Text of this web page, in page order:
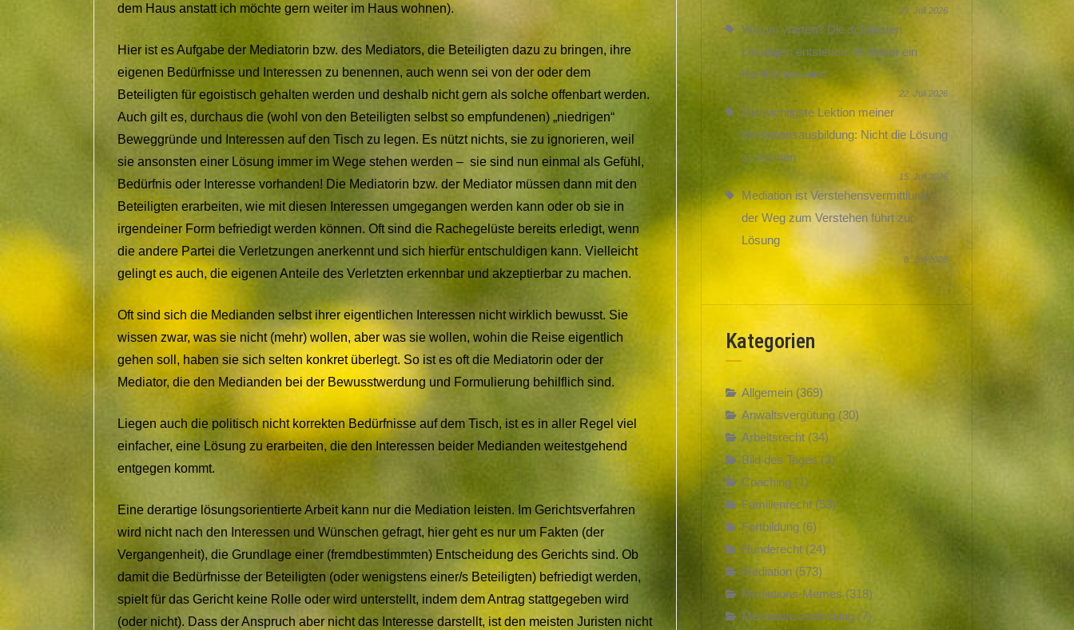
dem Haus anstatt ich möchte gern weiter im Haus wohnen).
Hier ist es Aufgabe der Mediatorin bzw. des Mediators, die Beteiligten dazu zu bringen, ihre
eigenen Bedürfnisse und Interessen zu benennen, auch wenn sei von der oder dem
Beteiligten für egoistisch gehalten werden und deshalb nicht gern als solche offenbart werden.
Auch gilt es, durchaus die (wohl von den Beteiligten selbst so empfundenen) „niedrigen“
Beweggründe und Interessen auf den Tisch zu legen. Es nützt nichts, sie zu ignorieren, weil
sie ansonsten einer Lösung immer im Wege stehen werden – sie sind nun einmal als Gefühl,
Bedürfnis oder Interesse vorhanden! Die Mediatorin bzw. der Mediator müssen dann mit den
Beteiligten erarbeiten, wie mit diesen Interessen umgegangen werden kann oder ob sie in
irgendeiner Form befriedigt werden können. Oft sind die Rachegelüste bereits erledigt, wenn
die andere Partei die Verletzungen anerkennt und sich hierfür entschuldigen kann. Vielleicht
gelingt es auch, die eigenen Anteile des Verletzten erkennbar und akzeptierbar zu machen.
Oft sind sich die Medianden selbst ihrer eigentlichen Interessen nicht wirklich bewusst. Sie
wissen zwar, was sie nicht (mehr) wollen, aber was sie wollen, wohin die Reise eigentlich
gehen soll, haben sie sich selten konkret überlegt. So ist es oft die Mediatorin oder der
Mediator, die den Medianden bei der Bewusstwerdung und Formulierung behilflich sind.
Liegen auch die politisch nicht korrekten Bedürfnisse auf dem Tisch, ist es in aller Regel viel
einfacher, eine Lösung zu erarbeiten, die den Interessen beider Medianden weitestgehend
entgegen kommt.
Eine derartige lösungsorientierte Arbeit kann nur die Mediation leisten. Im Gerichtsverfahren
wird nicht nach den Interessen und Wünschen gefragt, hier geht es nur um Fakten (der
Vergangenheit), die Grundlage einer (fremdbestimmten) Entscheidung des Gerichts sind. Ob
damit die Bedürfnisse der Beteiligten (oder wenigstens einer/s Beteiligten) befriedigt werden,
spielt für das Gericht keine Rolle oder wird unterstellt, indem dem Antrag stattgegeben wird
(oder nicht). Dass der Anspruch aber nicht das Interesse darstellt, ist den meisten Juristen nicht
29. Juli 2026
Warum warten? Die schönsten
Lösungen entstehen oft, bevor ein
Konflikt eskaliert
22. Juli 2026
Die wichtigste Lektion meiner
Mediationsausbildung: Nicht die Lösung
zu kennen
15. Juli 2026
Mediation ist Verstehensvermittlung –
der Weg zum Verstehen führt zur
Lösung
8. Juli 2026
Kategorien
Allgemein (369)
Anwaltsvergütung (30)
Arbeitsrecht (34)
Bild des Tages (3)
Coaching (1)
Familienrecht (53)
Fortbildung (6)
Hunderecht (24)
Mediation (573)
Mediations-Memes (318)
Mediationsausbildung (7)